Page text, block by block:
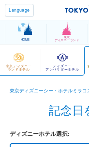
Language
HOME
東京
ディズニーランド
東京ディズニー
ランドホテル
ディズニー
アンバサダーホテル
東京ディズニーシー・ホテルミラコ
記念日
ディズニーホテル選択: